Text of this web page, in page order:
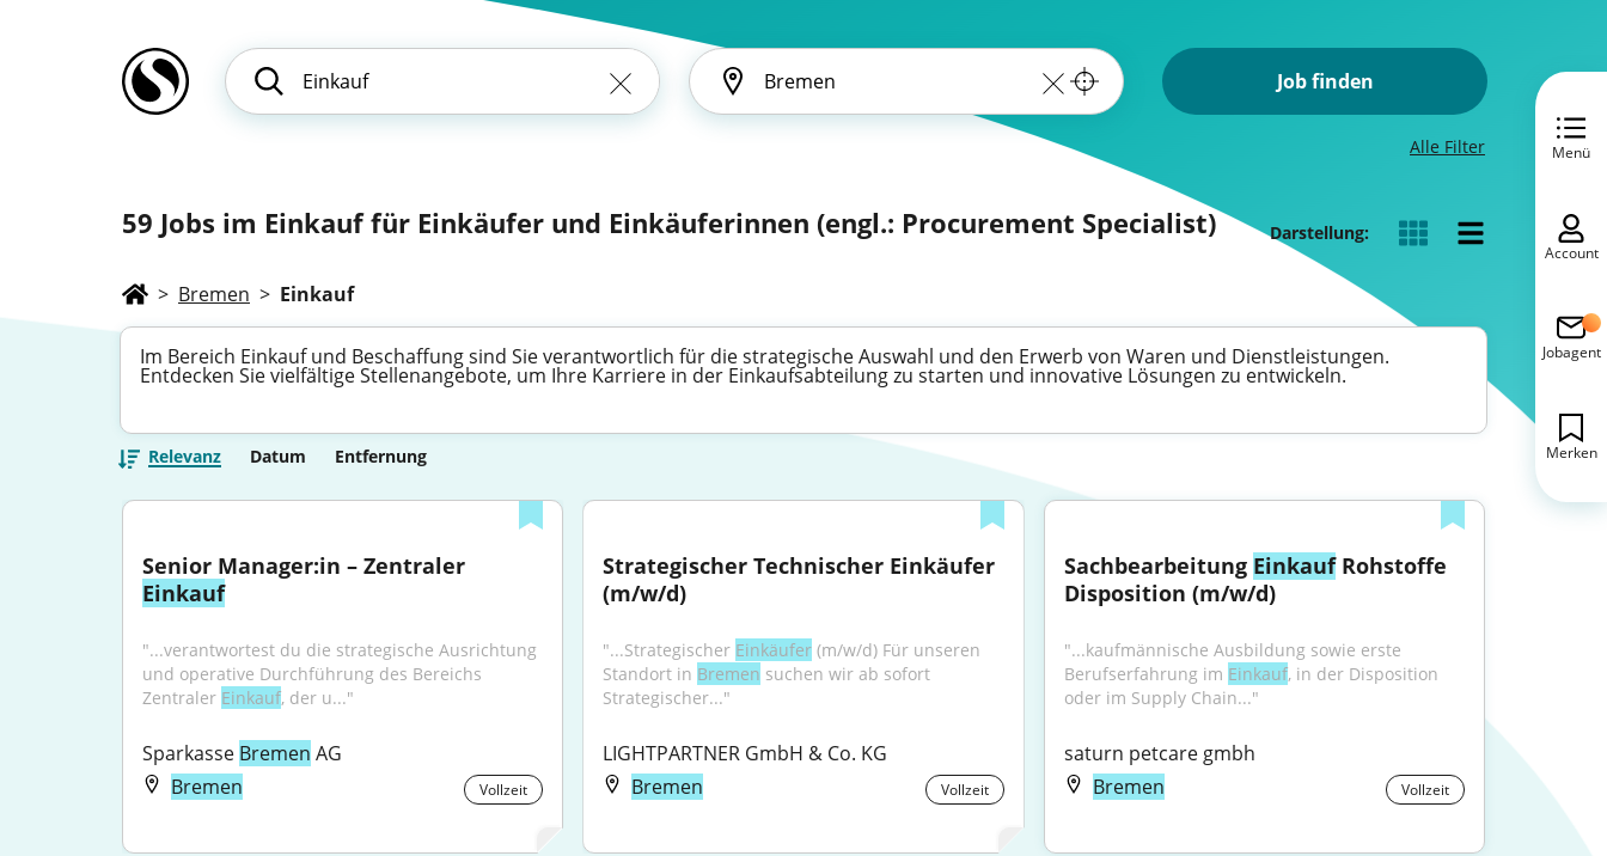
Job finden
Alle Filter
59 Jobs im Einkauf für Einkäufer und Einkäuferinnen (engl.: Procurement Specialist) Darstellung:
> Bremen > Einkauf
Im Bereich Einkauf und Beschaffung sind Sie verantwortlich für die strategische Auswahl und den Erwerb von Waren und Dienstleistungen.
Entdecken Sie vielfältige Stellenangebote, um Ihre Karriere in der Einkaufsabteilung zu starten und innovative Lösungen zu entwickeln.
Relevanz Datum Entfernung
Einkauf
"...verantwortest du die strategische Ausrichtung
und operative Durchführung des Bereichs
Zentraler Einkauf, der u..."
Sparkasse Bremen AG
Bremen
Vollzeit
Strategischer Technischer Einkäufer
(m/w/d)
"...Strategischer Einkäufer (m/w/d) Für unseren
Standort in Bremen suchen wir ab sofort
Strategischer..."
LIGHTPARTNER GmbH & Co. KG
Bremen
Vollzeit
Sachbearbeitung Einkauf Rohstoffe
Disposition (m/w/d)
"...kaufmännische Ausbildung sowie erste
Berufserfahrung im Einkauf, in der Disposition
oder im Supply Chain..."
saturn petcare gmbh
Bremen
Vollzeit
Menü
Account
Jobagent
Merken